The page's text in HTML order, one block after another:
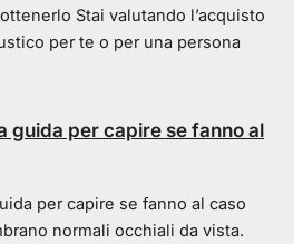
Stai valutando l’acquisto
per te o per una persona
guida per capire se fanno al
per capire se fanno al caso
normali occhiali da vista.